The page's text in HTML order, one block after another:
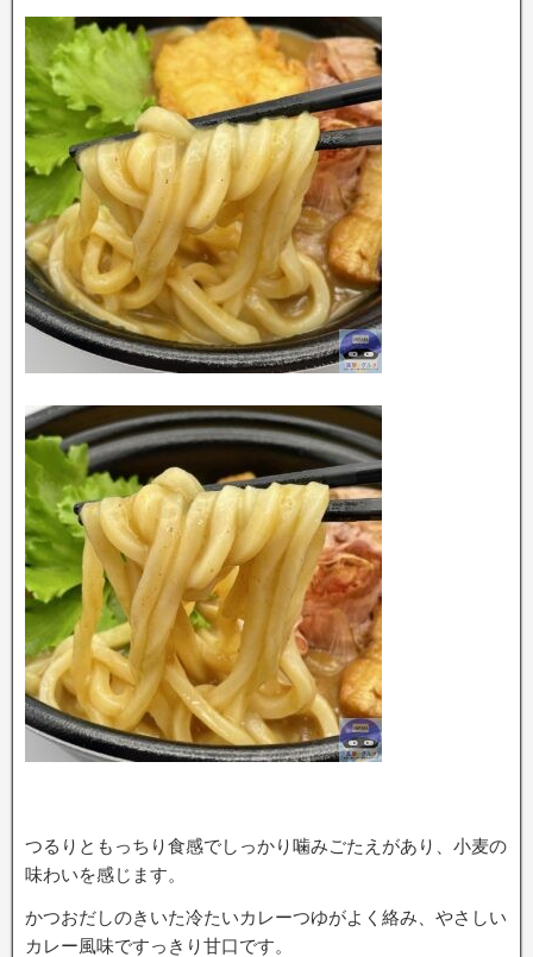
つるりともっちり食感でしっかり噛みごたえがあり、小麦の
味わいを感じます。
かつおだしのきいた冷たいカレーつゆがよく絡み、やさしい
カレー風味ですっきり甘口です。